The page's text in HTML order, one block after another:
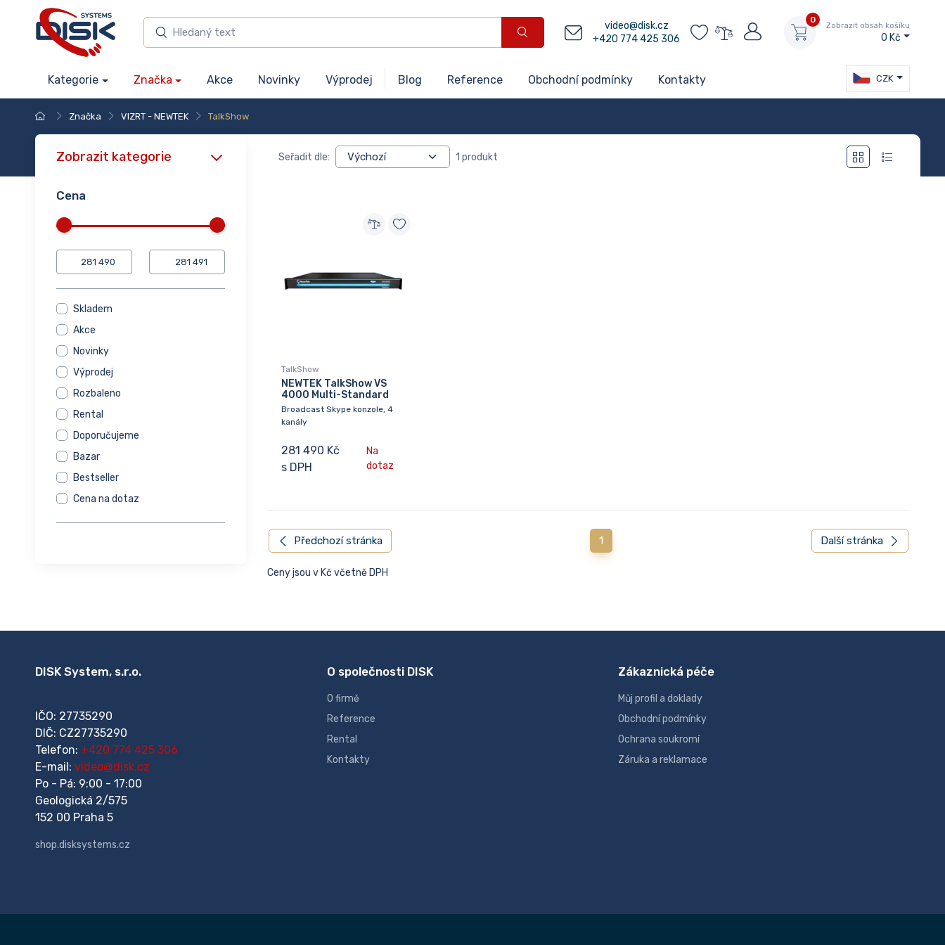
video@disk.cz
+420 774 425 306
0
Zobrazit obsah košíku
0 Kč
Kategorie Značka Akce Novinky Výprodej Blog Reference Obchodní podmínky Kontakty CZK
Značka VIZRT - NEWTEK TalkShow
Zobrazit kategorie
Cena
Skladem
Akce
Novinky
Výprodej
Rozbaleno
Rental
Doporučujeme
Bazar
Bestseller
Cena na dotaz
Seřadit dle: 1 produkt
TalkShow
NEWTEK TalkShow VS
4000 Multi-Standard
Broadcast Skype konzole, 4
kanály
281 490 Kč
s DPH
Na
dotaz
Předchozí stránka 1 Další stránka
Ceny jsou v Kč včetně DPH
DISK System, s.r.o.
IČO: 27735290
DIČ: CZ27735290
Telefon: +420 774 425 306
E-mail: video@disk.cz
Po - Pá: 9:00 - 17:00
Geologická 2/575
152 00 Praha 5
shop.disksystems.cz
O společnosti DISK
O firmě
Reference
Rental
Kontakty
Zákaznická péče
Můj profil a doklady
Obchodní podmínky
Ochrana soukromí
Záruka a reklamace